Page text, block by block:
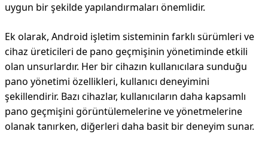
uygun bir şekilde yapılandırmaları önemlidir.
Ek olarak, Android işletim sisteminin farklı sürümleri ve
cihaz üreticileri de pano geçmişinin yönetiminde etkili
olan unsurlardır. Her bir cihazın kullanıcılara sunduğu
pano yönetimi özellikleri, kullanıcı deneyimini
şekillendirir. Bazı cihazlar, kullanıcıların daha kapsamlı
pano geçmişini görüntülemelerine ve yönetmelerine
olanak tanırken, diğerleri daha basit bir deneyim sunar.